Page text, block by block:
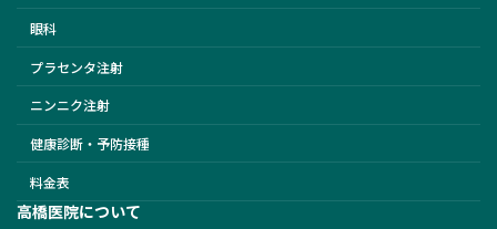
眼科
プラセンタ注射
ニンニク注射
健康診断・予防接種
料金表
高橋医院について